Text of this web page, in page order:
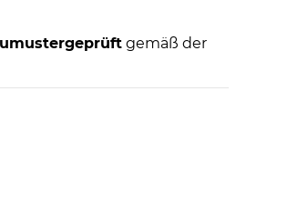
gemäß der